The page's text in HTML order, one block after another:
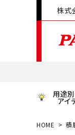
株式
用途
アイ
HOME 積